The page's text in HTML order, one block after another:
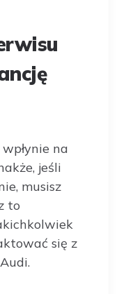
na
jeśli
musisz
to
się z